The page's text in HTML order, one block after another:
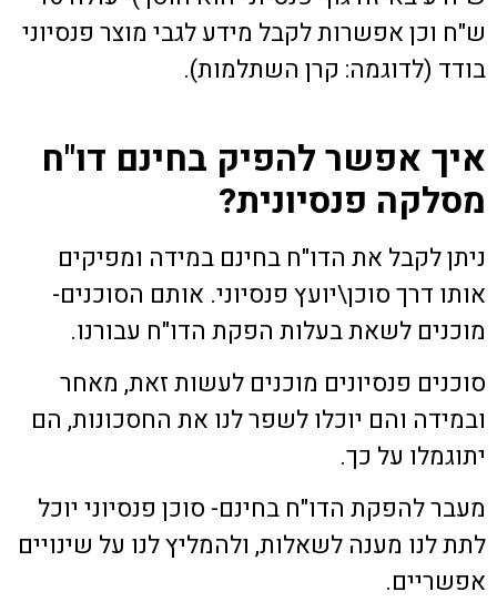
ש"ח וכן אפשרות לקבל מידע לגבי מוצר פנסיוני
בודד (לדוגמה: קרן השתלמות).
איך אפשר להפיק בחינם דו"ח
מסלקה פנסיונית?
ניתן לקבל את הדו"ח בחינם במידה ומפיקים
אותו דרך סוכן\יועץ פנסיוני. אותם הסוכנים-
מוכנים לשאת בעלות הפקת הדו"ח עבורנו.
סוכנים פנסיונים מוכנים לעשות זאת, מאחר
ובמידה והם יוכלו לשפר לנו את החסכונות, הם
יתוגמלו על כך.
מעבר להפקת הדו"ח בחינם- סוכן פנסיוני יוכל
לתת לנו מענה לשאלות, ולהמליץ לנו על שינויים
אפשריים.